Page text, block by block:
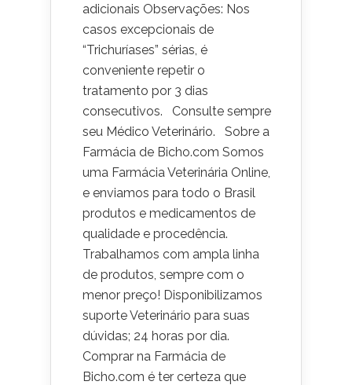
adicionais Observações: Nos
casos excepcionais de
“Trichuríases” sérias, é
conveniente repetir o
tratamento por 3 dias
consecutivos. Consulte sempre
seu Médico Veterinário. Sobre a
Farmácia de Bicho.com Somos
uma Farmácia Veterinária Online,
e enviamos para todo o Brasil
produtos e medicamentos de
qualidade e procedência.
Trabalhamos com ampla linha
de produtos, sempre com o
menor preço! Disponibilizamos
suporte Veterinário para suas
dúvidas; 24 horas por dia.
Comprar na Farmácia de
Bicho.com é ter certeza que